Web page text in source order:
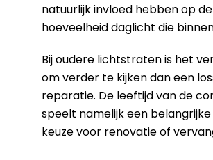
natuurlijk invloed hebben op de
hoeveelheid daglicht die
Bij oudere lichtstraten is het
om verder te kijken dan een
reparatie. De leeftijd van de
speelt namelijk een
keuze voor renovatie of